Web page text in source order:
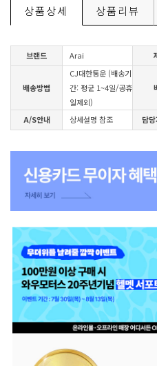
상품상세 상품리뷰
브랜드 Arai
배송방법
CJ대한통운 (배송기
간: 평균 1~4일/공휴
일제외)
A/S안내 상세설명 참조 담